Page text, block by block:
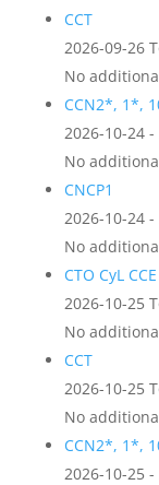
CCT
2026-09-26
No
CCN2*, 1*,
2026-10-24
No
CNCP1
2026-10-24
No
CTO CyL CCE
2026-10-25
No
CCT
2026-10-25
No
CCN2*, 1*,
2026-10-25